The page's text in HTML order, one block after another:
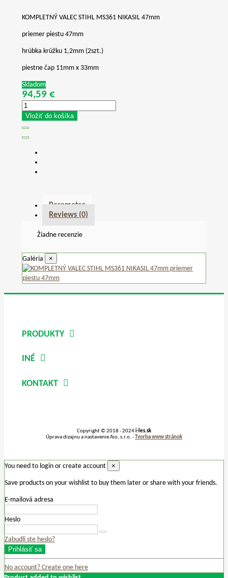
KOMPLETNÝ VALEC STIHL MS361 NIKASIL 47mm
priemer piestu 47mm
hrúbka krúžku 1,2mm (2szt.)
piestne čap 11mm x 33mm
Skladom
94,59 €
Vložiť do košíka
Parametre
Reviews (0)
Žiadne recenzie
Galéria ×
PRODUKTY
INÉ
KONTAKT
Copyright © 2018 - 2024i-les.sk
Úprava dizajnu a nastavenie Aio, s.r.o. - Tvorba www stránok
You need to login or create account ×
Save products on your wishlist to buy them later or share with your friends.
E-mailová adresa
Heslo
Zabudli ste heslo?
Prihlásiť sa
No account? Create one here